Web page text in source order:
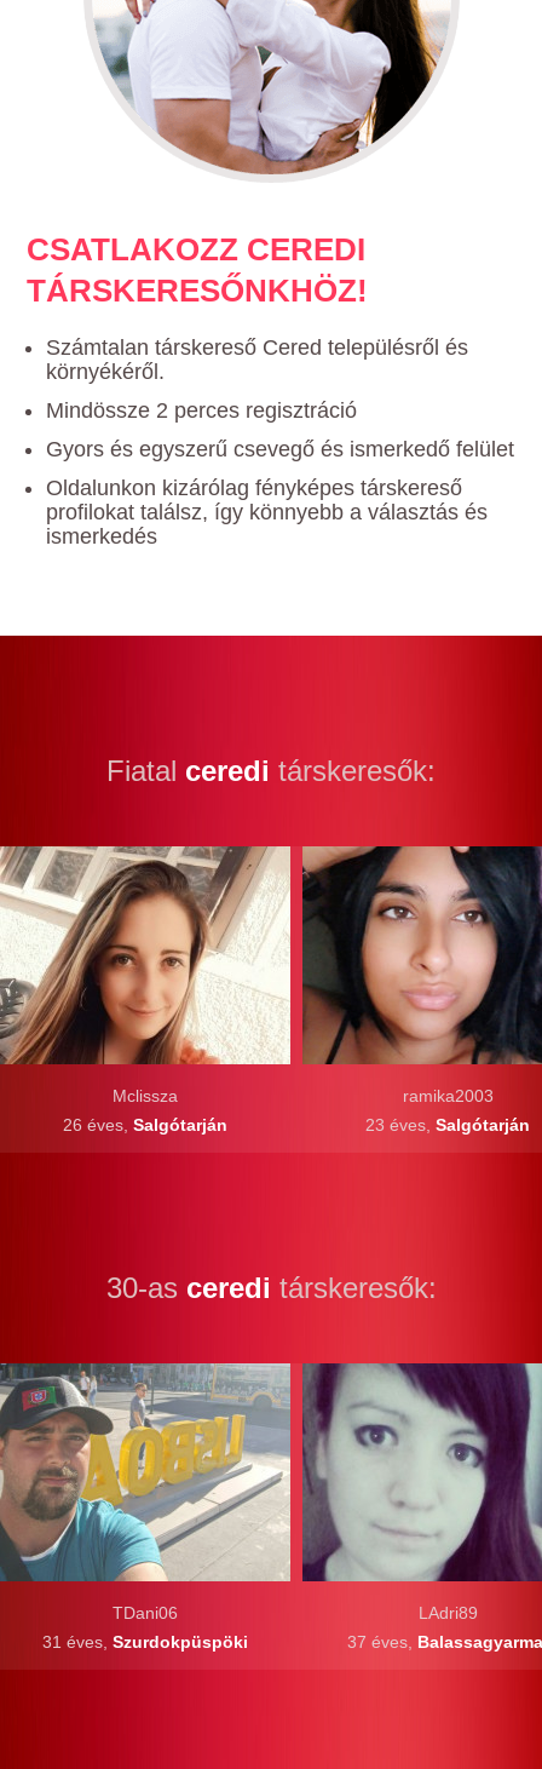
CSATLAKOZZ CEREDI
TÁRSKERESŐNKHÖZ!
Számtalan társkereső Cered településről és
környékéről.
Mindössze 2 perces regisztráció
Gyors és egyszerű csevegő és ismerkedő felület
Oldalunkon kizárólag fényképes társkereső
profilokat találsz, így könnyebb a választás és
ismerkedés
Fiatal ceredi társkeresők:
Mclissza
26 éves, Salgótarján
ramika2003
23 éves, Salgótarján
30-as ceredi társkeresők:
LAdri89
37 éves,
TDani06
31 éves, Szurdokpüspöki